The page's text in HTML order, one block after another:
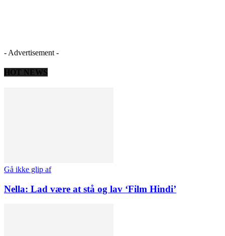
- Advertisement -
HOT NEWS
Gå ikke glip af
Nella: Lad være at stå og lav ‘Film Hindi’